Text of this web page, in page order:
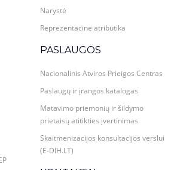
Narystė
Reprezentacinė atributika
PASLAUGOS
Nacionalinis Atviros Prieigos Centras
Paslaugų ir įrangos katalogas
Matavimo priemonių ir šildymo
prietaisų atitikties įvertinimas
Skaitmenizacijos konsultacijos verslui
(E-DIH.LT)